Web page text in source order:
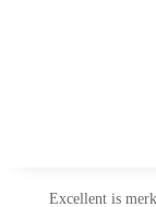
Excellent is